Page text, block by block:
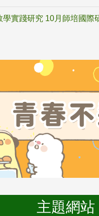
實踐研究 10月師培國際
主題網站